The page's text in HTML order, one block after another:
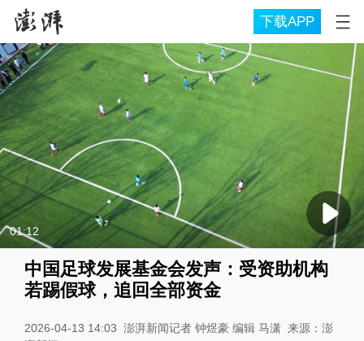
下载APP
01:12
中国足球发展基金会发声：受资助机构
若踢假球，追回全部资金
2026-04-13 14:03 澎湃新闻记者 钟煜豪 编辑 马潇 来源： 澎